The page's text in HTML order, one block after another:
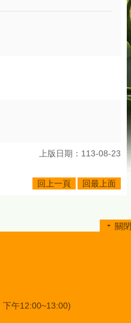
上版日期：113-08-23
回上一頁 回最上面
關閉
下午12:00~13:00)